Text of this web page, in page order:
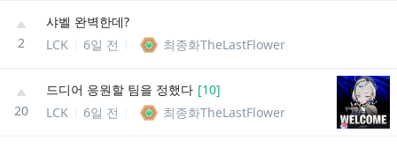
2
샤벨 완벽한데?
LCK
6일 전 최종화TheLastFlower
20
드디어 응원할 팀을 정했다 [10]
LCK
6일 전 최종화TheLastFlower